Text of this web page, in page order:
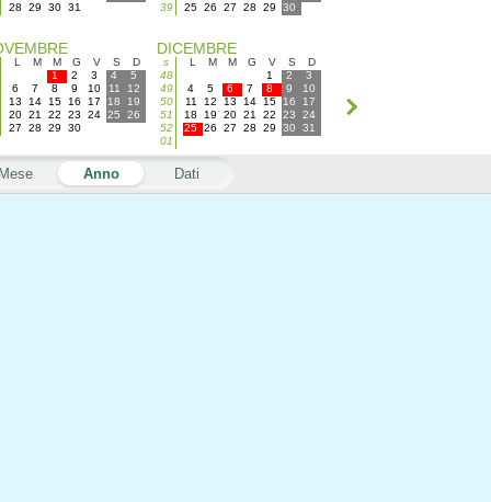
28
29 30 31
39
25 26 27 28 29 30
L M M G V S
D
1
2 3 4
5
6
7 8 9 10 11
12
13
14 15 16 17 18
19
20 21 22 23 24 25
26
27
28 29 30
DICEMBRE
s L M M G V S
D
48
1 2
3
49
4 5 6 7 8 9
10
50
11 12 13 14 15 16
17
51
18 19 20 21 22 23
24
52
25 26 27 28 29 30
31
01
Anno Dati